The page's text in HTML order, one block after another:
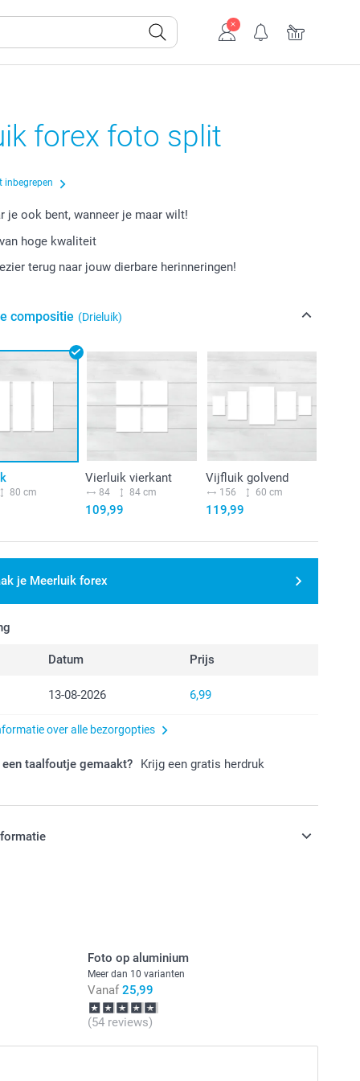
forex foto split
inbegrepen
je ook bent, wanneer je maar wilt!
hoge kwaliteit
terug naar jouw dierbare herinneringen!
compositie (Drieluik)
80 cm
Vierluik vierkant
84 84 cm
109,99
Vijfluik golvend
156 60 cm
119,99
je Meerluik forex
Datum Prijs
13-08-2026 6,99
over alle bezorgopties
een taalfoutje gemaakt? Krijg een gratis herdruk
Foto op aluminium
Meer dan 10 varianten
Vanaf 25,99
(54 reviews)